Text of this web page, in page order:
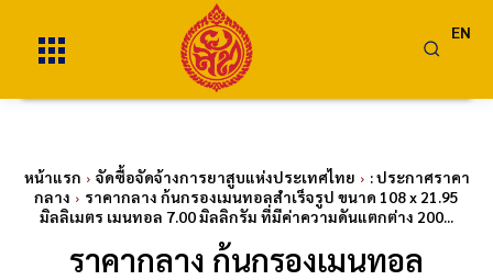
EN
หน้าแรก จัดซื้อจัดจ้างการยาสูบแห่งประเทศไทย
: ประกาศราคา
กลาง
ราคากลาง ก้นกรองเมนทอลสำเร็จรูป ขนาด 108 x 21.95
มิลลิเมตร เมนทอล 7.00 มิลลิกรัม ที่มีค่าความดันแตกต่าง 200...
ราคากลาง ก้นกรองเมนทอล